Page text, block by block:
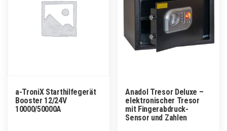
a-TroniX Starthilfegerät
Booster 12/24V
10000/50000A
Anadol Tresor Deluxe –
elektronischer Tresor
mit Fingerabdruck-
Sensor und Zahlen